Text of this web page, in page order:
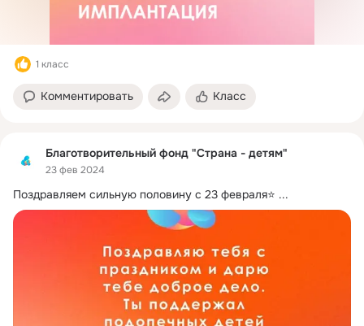
1 класс
Комментировать Класс
Благотворительный фонд "Страна - детям"
23 фев 2024
Поздравляем сильную половину с 23 февраля⭐️ ...